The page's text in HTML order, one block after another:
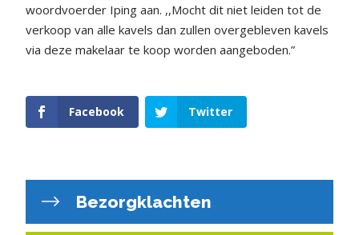
woordvoerder Iping aan. ,,Mocht dit niet leiden tot de
verkoop van alle kavels dan zullen overgebleven kavels
via deze makelaar te koop worden aangeboden.”
Facebook Twitter
Bezorgklachten